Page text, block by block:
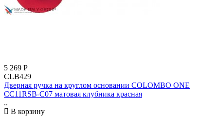
5 269 Р
CLB429
Дверная ручка на круглом основании COLOMBO ONE
CC11RSB-C07 матовая клубника красная
..
В корзину